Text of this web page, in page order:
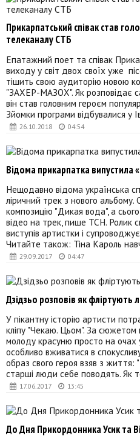
26.10.2018 04:54
Прикарпатський співак став
телеканалу СТБ
Епатажний поет та співак
виходу у світ двох своїх уже
тішить свою аудиторію новою
"ЗАХЕР-МАЗОХ". Як розповідає
він став головним героєм
Зйомки програми відбувалися у
29.09.2017 04:47
Відома прикарпатка випустила
Нещодавно відома українська
ліричний трек з нового альбому.
композицію "Дикая вода", а
відео на трек, пише ТСН. Ролик
виступів артистки і
Читайте також: Тіна Кароль
17.06.2017 13:45
Дзідзьо розповів як фліртують
У пікантну історію артисти
кліпу "Чекаю. Цьом". За сюжетом
молоду красуню просто на очах
особливо вживатися в
образ свого героя взяв з життя:
старші люди себе поводять. Як
До Дня Прикордонника Усик та